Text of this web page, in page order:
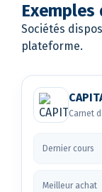
Exemples
Sociétés
plateforme.
Carnet
Dernier cours
Meilleur achat